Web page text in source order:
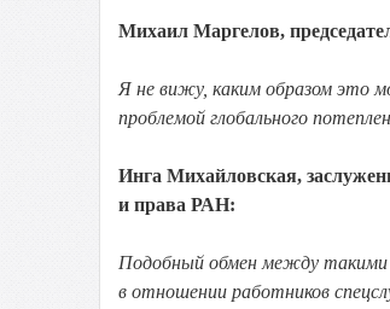
Михаил Маргелов,
Я не вижу, каким образом это
проблемой глобального
Инга Михайловская,
и права РАН:
Подобный обмен между такими
в отношении работников